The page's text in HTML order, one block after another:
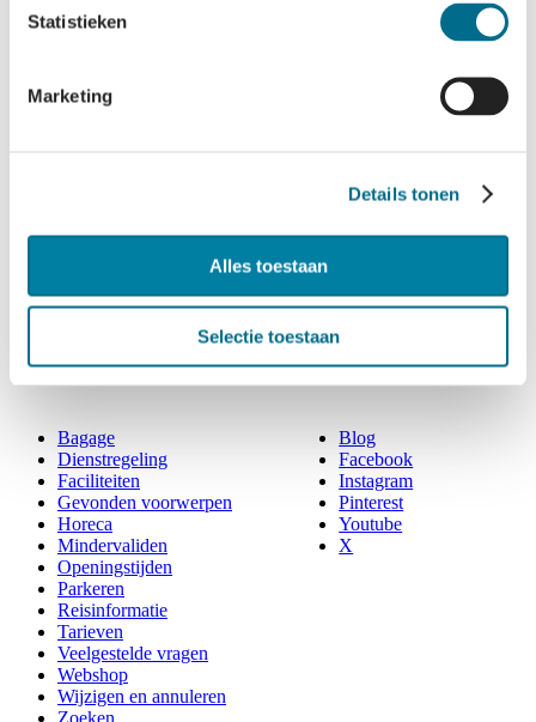
Statistieken
Marketing
Details tonen
Alles toestaan
Selectie toestaan
Vaste Reizigers
Waddentaxi
Nieuws
Bagage
Dienstregeling
Faciliteiten
Gevonden voorwerpen
Horeca
Mindervaliden
Openingstijden
Parkeren
Reisinformatie
Tarieven
Veelgestelde vragen
Webshop
Wijzigen en annuleren
Zoeken
Blog
Facebook
Instagram
Pinterest
Youtube
X